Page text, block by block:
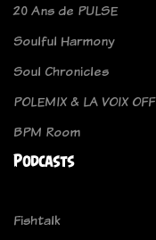
20 Ans de PULSE
Soulful Harmony
Soul Chronicles
POLEMIX & LA VOIX OFF
BPM Room
Podcasts
Fishtalk